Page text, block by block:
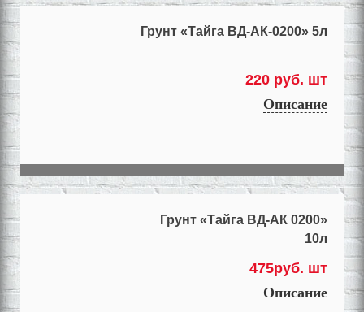
Грунт «Тайга ВД-АК-0200» 5л
220 руб. шт
Описание
Грунт «Тайга ВД-АК 0200»
10л
475руб. шт
Описание